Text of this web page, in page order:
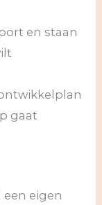
en staan
gaat
eigen